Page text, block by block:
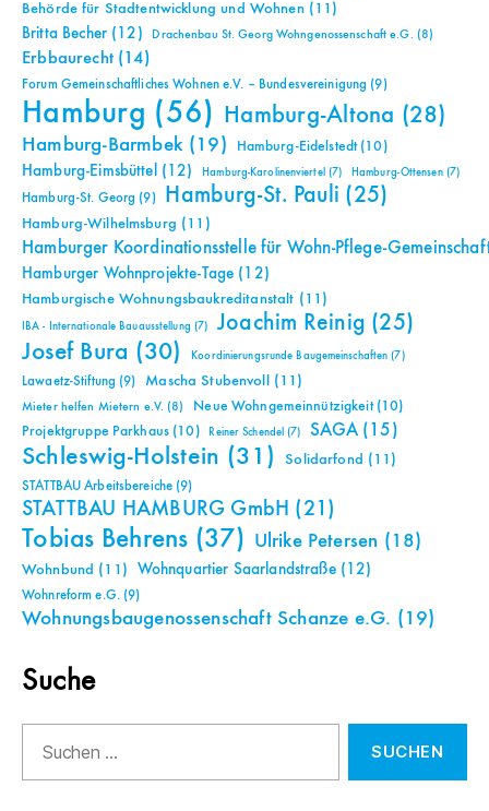
Behörde für Stadtentwicklung und Wohnen(11)
Britta Becher(12) Drachenbau St. Georg Wohngenossenschaft e.G. (8)
Erbbaurecht(14)
Forum Gemeinschaftliches Wohnen e.V. – Bundesvereinigung (9)
Hamburg (56) Hamburg-Altona (28)
Hamburg-Barmbek(19) Hamburg-Eidelstedt(10)
Hamburg-Eimsbüttel (12) Hamburg-Karolinenviertel (7) Hamburg-Ottensen(7)
Hamburg-St. Georg (9) Hamburg-St. Pauli (25)
Hamburg-Wilhelmsburg (11)
Hamburger Koordinationsstelle für Wohn-Pflege-
Hamburger Wohnprojekte-Tage (12)
Hamburgische Wohnungsbaukreditanstalt (11)
IBA - Internationale Bauausstellung (7) Joachim Reinig (25)
Josef Bura (30) Koordinierungsrunde Baugemeinschaften (7)
Lawaetz-Stiftung (9) Mascha Stubenvoll (11)
Mieter helfen Mietern e.V. (8) Neue Wohngemeinnützigkeit(10)
Projektgruppe Parkhaus (10) Reiner Schendel (7) SAGA(15)
Schleswig-Holstein (31) Solidarfond (11)
STATTBAU Arbeitsbereiche (9)
STATTBAU HAMBURG GmbH (21)
Tobias Behrens (37) Ulrike Petersen (18)
Wohnbund (11) Wohnquartier Saarlandstraße(12)
Wohnreform e.G.(9)
Wohnungsbaugenossenschaft Schanze e.G. (19)
Suche
nach: